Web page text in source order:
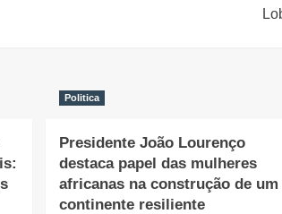
Politica
Presidente João Lourenço
destaca papel das mulheres
africanas na construção de um
continente resiliente